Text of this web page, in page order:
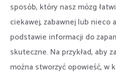
sposób, który nasz mózg
ciekawej, zabawnej lub nieco
podstawie informacji do
skuteczne. Na przykład, aby
można stworzyć opowieść, w